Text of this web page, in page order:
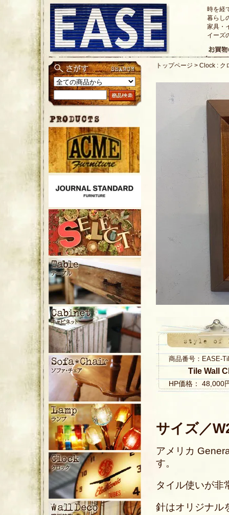
時を経
暮らし
家具・
イーズ
トップページ > Clock : ク
商品番号：EASE-
Tile Wall
HP価格： 48,000
サイズ／
アメリカ
す。
タイル使いが非
針はオリジナル